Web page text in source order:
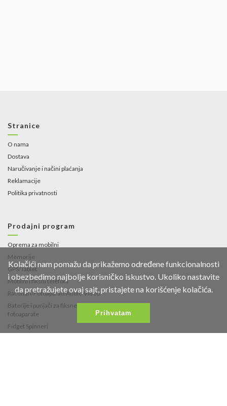
Stranice
O nama
Dostava
Naručivanje i načini plaćanja
Reklamacije
Politika privatnosti
Prodajni program
Oprema za mobilni
Memorije
GPS/Tablet
Mobilni i fiksni telefoni
Računari/Fotoaparati/Audio-Video
Baterije i punjači za fiksne telefone i
fotoaparate
Fidget Spinneri
Kolačići nam pomažu da prikažemo određene funkcionalnosti
i obezbedimo najbolje korisničko iskustvo. Ukoliko nastavite
da pretražujete ovaj sajt, pristajete na korišćenje kolačića.
Prihvatam